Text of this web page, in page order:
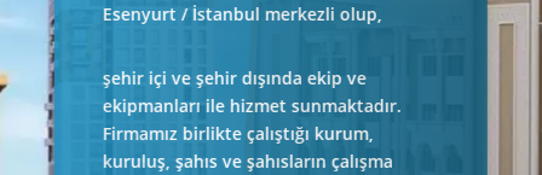
Esenyurt / İstanbul merkezli olup,
şehir içi ve şehir dışında ekip ve
ekipmanları ile hizmet sunmaktadır.
Firmamız birlikte çalıştığı kurum,
kuruluş, şahıs ve şahısların çalışma